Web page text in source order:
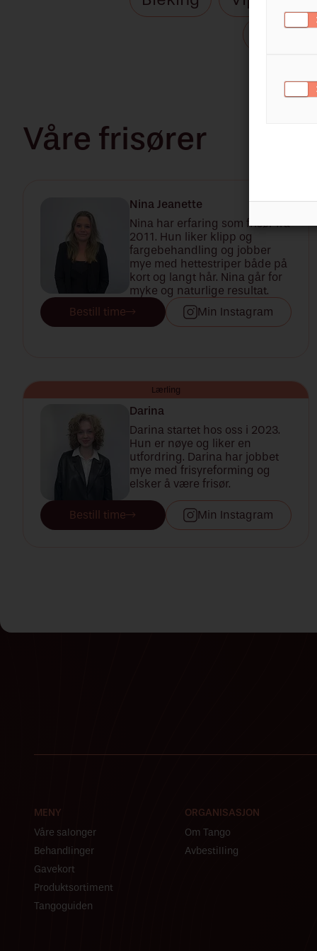
Våre frisører
Nina Jeanette
Nina har erfaring som frisør fra
2011. Hun liker klipp og
fargebehandling og jobber
mye med hettestriper både på
kort og langt hår. Nina går for
myke og naturlige resultat.
Bestill time
Min Instagram
Lærling
Darina
Darina startet hos oss i 2023.
Hun er nøye og liker en
utfordring. Darina har jobbet
mye med frisyreforming og
elsker å være frisør.
Bestill time Min Instagram
MENY
Våre salonger
Behandlinger
Gavekort
Produktsortiment
Tangoguiden
ORGANISASJON
Om Tango
Avbestilling